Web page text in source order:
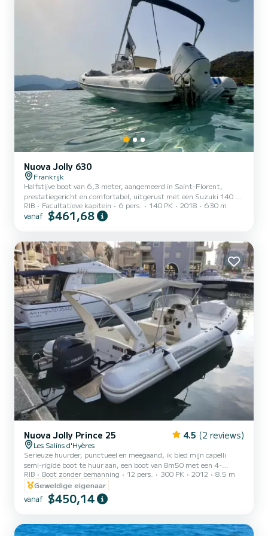
Nuova Jolly 630
Frankrijk
Halfstijve boot van 6,3 meter, aangemeerd in Saint-Florent,
prestatiegericht en comfortabel, uitgerust met een Suzuki 140 pk
buitenboordmotor. Ideaal voor het organiseren van dagen op zee
met vrienden of familie, kustwandelingen voor ontspanning en
voor, navigatieverlichting. Vanuit Saint-Florent toegang tot de
Agriates om te genieten van verschillende witte zandstranden of
rest...
RIB Facultatieve kapitein 6 pers. 140 PK 2018 630 m
vanaf $461,68
Nuova Jolly Prince 25 4.5 (2 reviews)
Les Salins d'Hyères
Serieuze huurder, punctueel en meegaand, ik bied mijn capelli
semi-rigide boot te huur aan, een boot van 8m50 met een 4-
taktmotor van 300 pk. Het zal u verrassen voor een prachtige dag
om de Gouden Eilanden te ontdekken dankzij de vele
mogelijkheden. Als u de regio niet kent, wijs ik u graag de mooiste
plekjes aan. De boot biedt plaats aan maximaal 12 personen. De
(schaduw) - Zwemtrap - Handdouche - Elektrische ankerlier - GPS
RIB Boot zonder bemanning 12 pers. 300 PK 2012
8.5 m
Geweldige eigenaar
vanaf $450,14